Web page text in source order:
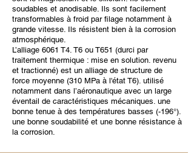
soudables et anodisable. Ils sont facilement
transformables à froid par filage notamment à
grande vitesse. Ils résistent bien à la corrosion
atmosphérique.
L’alliage 6061 T4. T6 ou T651 (durci par
traitement thermique : mise en solution. revenu
et tractionné) est un alliage de structure de
force moyenne (310 MPa à l'état T6). utilisé
notamment dans l’aéronautique avec un large
éventail de caractéristiques mécaniques. une
bonne tenue à des températures basses (-196°).
une bonne soudabilité et une bonne résistance à
la corrosion.